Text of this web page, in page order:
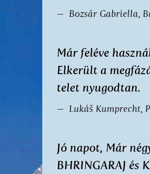
Bozsár Gabriella,
Már feléve
Elkerült a
telet nyugodtan.
Lukáš Kumprecht,
Jó napot, Már
BHRINGARAJ